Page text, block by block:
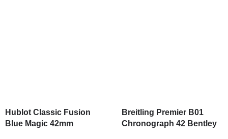
Hublot Classic Fusion
Blue Magic 42mm
Breitling Premier B01
Chronograph 42 Bentley